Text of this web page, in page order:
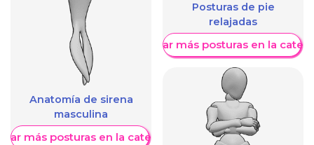
Anatomía de sirena
masculina
más posturas en la categoría
Posturas de pie
relajadas
Mostrar más posturas en la